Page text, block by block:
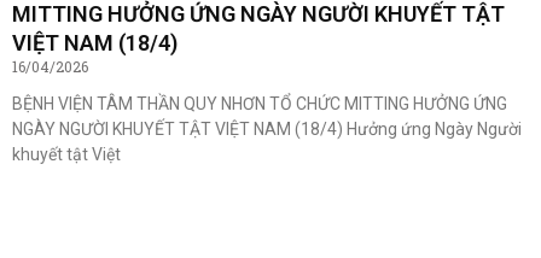
MITTING HƯỞNG ỨNG NGÀY NGƯỜI KHUYẾT TẬT
VIỆT NAM (18/4)
16/04/2026
BỆNH VIỆN TÂM THẦN QUY NHƠN TỔ CHỨC MITTING HƯỞNG ỨNG
NGÀY NGƯỜI KHUYẾT TẬT VIỆT NAM (18/4) Hưởng ứng Ngày Người
khuyết tật Việt